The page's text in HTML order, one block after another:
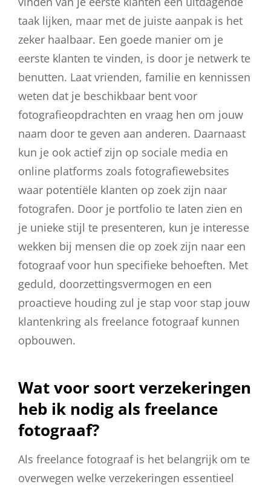
taak lijken, maar met de juiste aanpak is het
zeker haalbaar. Een goede manier om je
eerste klanten te vinden, is door je netwerk te
benutten. Laat vrienden, familie en kennissen
weten dat je beschikbaar bent voor
fotografieopdrachten en vraag hen om jouw
naam door te geven aan anderen. Daarnaast
kun je ook actief zijn op sociale media en
online platforms zoals fotografiewebsites
waar potentiële klanten op zoek zijn naar
fotografen. Door je portfolio te laten zien en
je unieke stijl te presenteren, kun je interesse
wekken bij mensen die op zoek zijn naar een
fotograaf voor hun specifieke behoeften. Met
geduld, doorzettingsvermogen en een
proactieve houding zul je stap voor stap jouw
klantenkring als freelance fotograaf kunnen
opbouwen.
Wat voor soort verzekeringen
heb ik nodig als freelance
fotograaf?
Als freelance fotograaf is het belangrijk om te
overwegen welke verzekeringen essentieel